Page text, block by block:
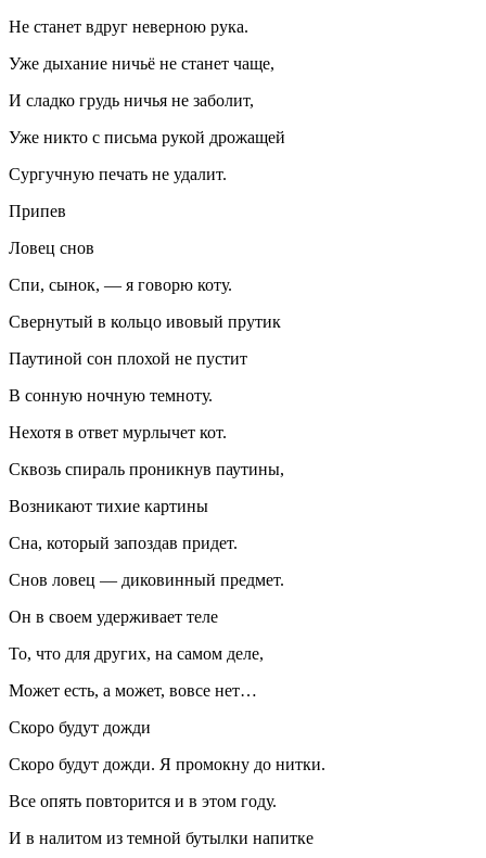
Не станет вдруг неверною рука.
Уже дыхание ничьё не станет чаще,
И сладко грудь ничья не заболит,
Уже никто с письма рукой дрожащей
Сургучную печать не удалит.
Припев
Ловец снов
Спи, сынок, — я говорю коту.
Свернутый в кольцо ивовый прутик
Паутиной сон плохой не пустит
В сонную ночную темноту.
Нехотя в ответ мурлычет кот.
Сквозь спираль проникнув паутины,
Возникают тихие картины
Сна, который запоздав придет.
Снов ловец — диковинный предмет.
Он в своем удерживает теле
То, что для других, на самом деле,
Может есть, а может, вовсе нет…
Скоро будут дожди
Скоро будут дожди. Я промокну до нитки.
Все опять повторится и в этом году.
И в налитом из темной бутылки напитке